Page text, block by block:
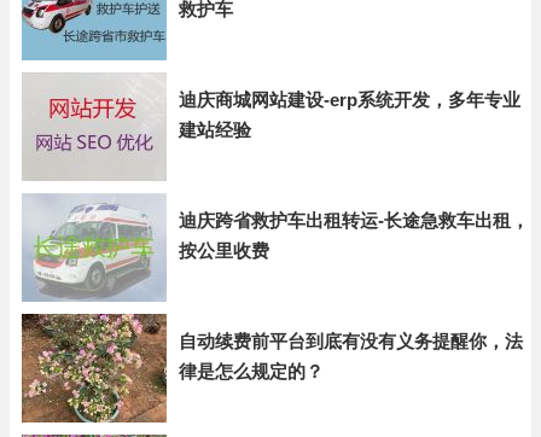
救护车
迪庆商城网站建设-erp系统开发，多年专业
建站经验
迪庆跨省救护车出租转运-长途急救车出租，
按公里收费
自动续费前平台到底有没有义务提醒你，法
律是怎么规定的？